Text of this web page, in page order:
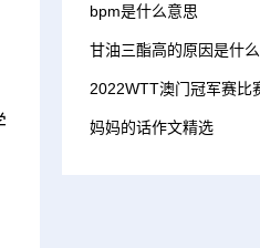
bpm是什么意思
甘油三酯高的原因是什么
妈妈的话作文精选